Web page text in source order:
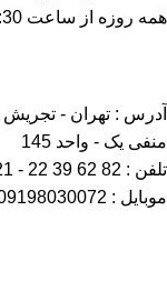
همه روزه از ساعت 10:30 الی 21:30
آدرس : تهران -
منفی یک - واحد 145
تلفن : 82 62 39 22 - 021
موبایل : 09198030072